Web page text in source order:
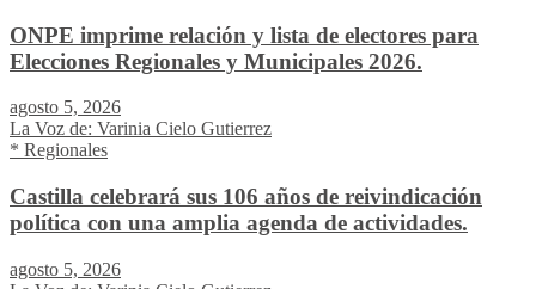
ONPE imprime relación y lista de electores para
Elecciones Regionales y Municipales 2026.
agosto 5, 2026
La Voz de: Varinia Cielo Gutierrez
* Regionales
Castilla celebrará sus 106 años de reivindicación
política con una amplia agenda de actividades.
agosto 5, 2026